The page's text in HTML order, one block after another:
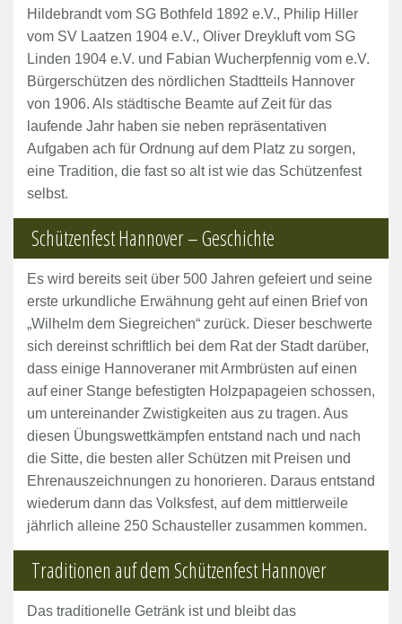
Hildebrandt vom SG Bothfeld 1892 e.V., Philip Hiller
vom SV Laatzen 1904 e.V., Oliver Dreykluft vom SG
Linden 1904 e.V. und Fabian Wucherpfennig vom e.V.
Bürgerschützen des nördlichen Stadtteils Hannover
von 1906. Als städtische Beamte auf Zeit für das
laufende Jahr haben sie neben repräsentativen
Aufgaben ach für Ordnung auf dem Platz zu sorgen,
eine Tradition, die fast so alt ist wie das Schützenfest
selbst.
Schützenfest Hannover – Geschichte
Es wird bereits seit über 500 Jahren gefeiert und seine
erste urkundliche Erwähnung geht auf einen Brief von
„Wilhelm dem Siegreichen“ zurück. Dieser beschwerte
sich dereinst schriftlich bei dem Rat der Stadt darüber,
dass einige Hannoveraner mit Armbrüsten auf einen
auf einer Stange befestigten Holzpapageien schossen,
um untereinander Zwistigkeiten aus zu tragen. Aus
diesen Übungswettkämpfen entstand nach und nach
die Sitte, die besten aller Schützen mit Preisen und
Ehrenauszeichnungen zu honorieren. Daraus entstand
wiederum dann das Volksfest, auf dem mittlerweile
jährlich alleine 250 Schausteller zusammen kommen.
Traditionen auf dem Schützenfest Hannover
Das traditionelle Getränk ist und bleibt das